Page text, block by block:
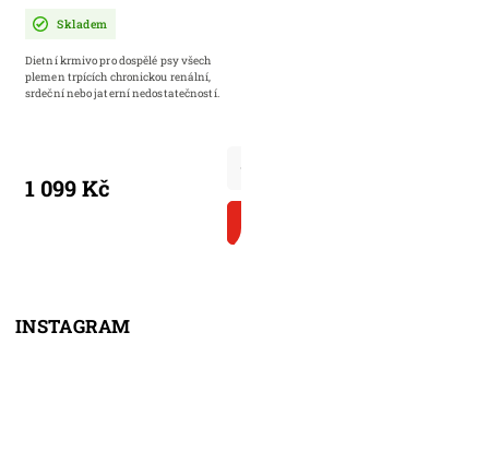
Skladem
1 099 Kč
Dietní krmivo pro dospělé psy všech
plemen trpících chronickou renální,
srdeční nebo jaterní nedostatečností.
INSTAGRAM